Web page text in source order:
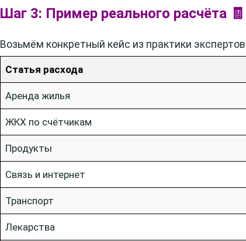
Шаг 3: Пример реального расчёта 🧾
Возьмём конкретный кейс из практики
Статья расхода
Аренда жилья
ЖКХ по счётчикам
Продукты
Связь и интернет
Транспорт
Лекарства